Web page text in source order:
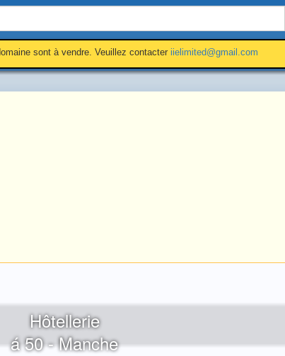
sont à vendre. Veuillez contacter iielimited@gmail.com
Hôtellerie
á 50 - Manche